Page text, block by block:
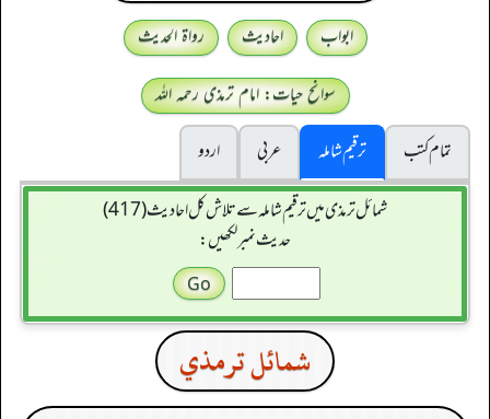
ابواب احادیث
رواۃ الحدیث
سوانح حیات: امام ترمذی رحمہ اللہ
تمام کتب
ترقیم شاملہ عربی
اردو
شمائل ترمذی میں ترقیم شاملہ سے تلاش کل احادیث (417)
حدیث نمبر لکھیں:
شمائل ترمذي